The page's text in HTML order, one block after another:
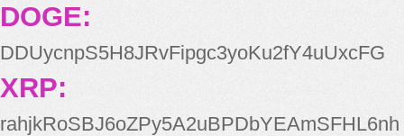
DOGE:
DDUycnpS5H8JRvFipgc3yoKu2fY4uUxcFG
XRP:
rahjkRoSBJ6oZPy5A2uBPDbYEAmSFHL6nh